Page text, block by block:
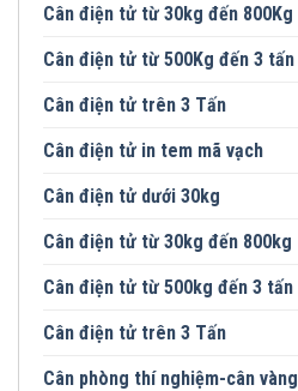
Cân điện tử từ 30kg đến 800Kg
Cân điện tử từ 500Kg đến 3 tấn
Cân điện tử trên 3 Tấn
Cân điện tử in tem mã vạch
Cân điện tử dưới 30kg
Cân điện tử từ 30kg đến 800kg
Cân điện tử từ 500kg đến 3 tấn
Cân điện tử trên 3 Tấn
Cân phòng thí nghiệm-cân vàng